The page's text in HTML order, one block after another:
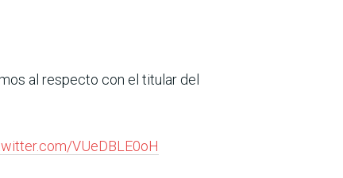
al respecto con el titular del
VUeDBLE0oH